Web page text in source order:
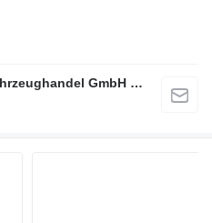
M.O. Baumaschinen & Nutzfahrzeughandel GmbH & CO.